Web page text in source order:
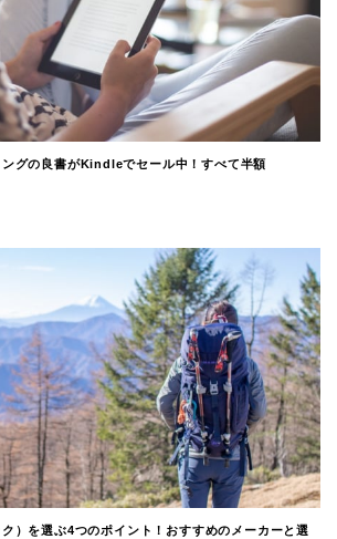
グの良書がKindleでセール中！すべて半額
）を選ぶ4つのポイント！おすすめのメーカーと選